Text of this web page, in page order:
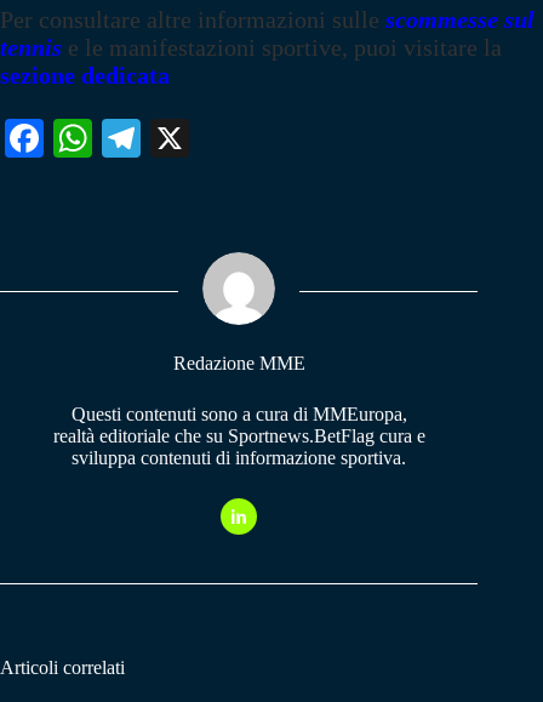
Per consultare altre informazioni sulle scommesse sul
tennis e le manifestazioni sportive, puoi visitare la
sezione dedicata
Fa W
pp
Te
m
Redazione MME
Questi contenuti sono a cura di MMEuropa,
realtà editoriale che su Sportnews.BetFlag cura e
sviluppa contenuti di informazione sportiva.
Articoli correlati